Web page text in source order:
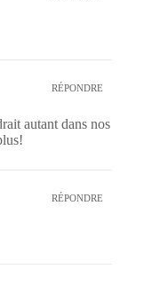
RÉPONDRE
autant dans nos
RÉPONDRE